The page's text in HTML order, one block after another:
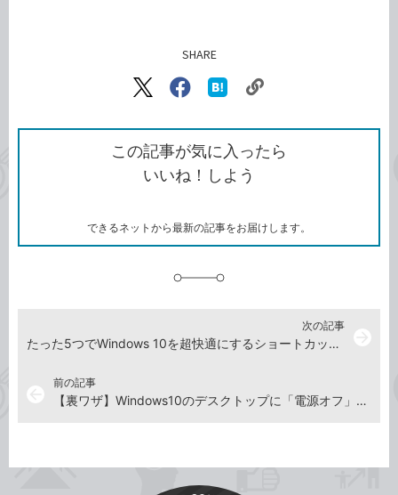
SHARE
X（旧
で
シ
ェ
ア
Facebook
シ
ェ
ア
な
ブ
ッ
ク
ク
ク
を
コ
この記事が気に入ったら
いいね！しよう
できるネットから最新の記事をお届けします。
前の記事
【裏ワザ】Windows10のデスクトップに「電源オフ」ショートカットを作る方法
次の記事
たった5つでWindows 10を超快適にするショートカットキー